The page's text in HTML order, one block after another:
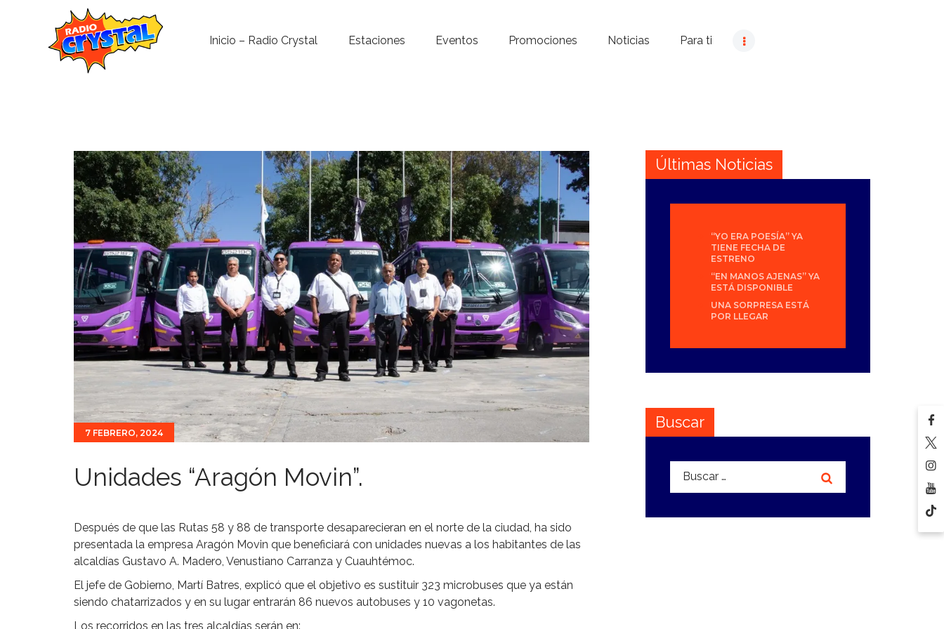
Inicio – Radio Crystal Estaciones Eventos Promociones Noticias Para ti
Noticias
Para ti
Contacto
7 FEBRERO, 2024
Unidades “Aragón Movin”.
Después de que las Rutas 58 y 88 de transporte desaparecieran en el norte de la ciudad, ha sido
presentada la empresa Aragón Movin que beneficiará con unidades nuevas a los habitantes de las
alcaldías Gustavo A. Madero, Venustiano Carranza y Cuauhtémoc.
El jefe de Gobierno, Martí Batres, explicó que el objetivo es sustituir 323 microbuses que ya están
siendo chatarrizados y en su lugar entrarán 86 nuevos autobuses y 10 vagonetas.
Los recorridos en las tres alcaldías serán en:
Últimas Noticias
“YO ERA POESÍA” YA
TIENE FECHA DE
ESTRENO
“EN MANOS AJENAS” YA
ESTÁ DISPONIBLE
UNA SORPRESA ESTÁ
POR LLEGAR
Buscar
Buscar: